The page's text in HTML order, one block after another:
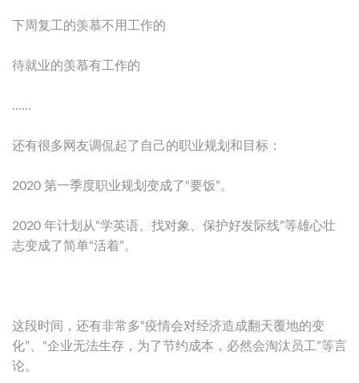
下周复工的羡慕不用工作的
待就业的羡慕有工作的
……
还有很多网友调侃起了自己的职业规划和目标：
2020 第一季度职业规划变成了“要饭”。
2020 年计划从“学英语、找对象、保护好发际线”等雄心壮
志变成了简单“活着”。
这段时间，还有非常多“疫情会对经济造成翻天覆地的变
化”、“企业无法生存，为了节约成本，必然会淘汰员工”等言
论。